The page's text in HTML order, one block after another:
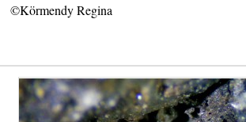
©Körmendy Regina